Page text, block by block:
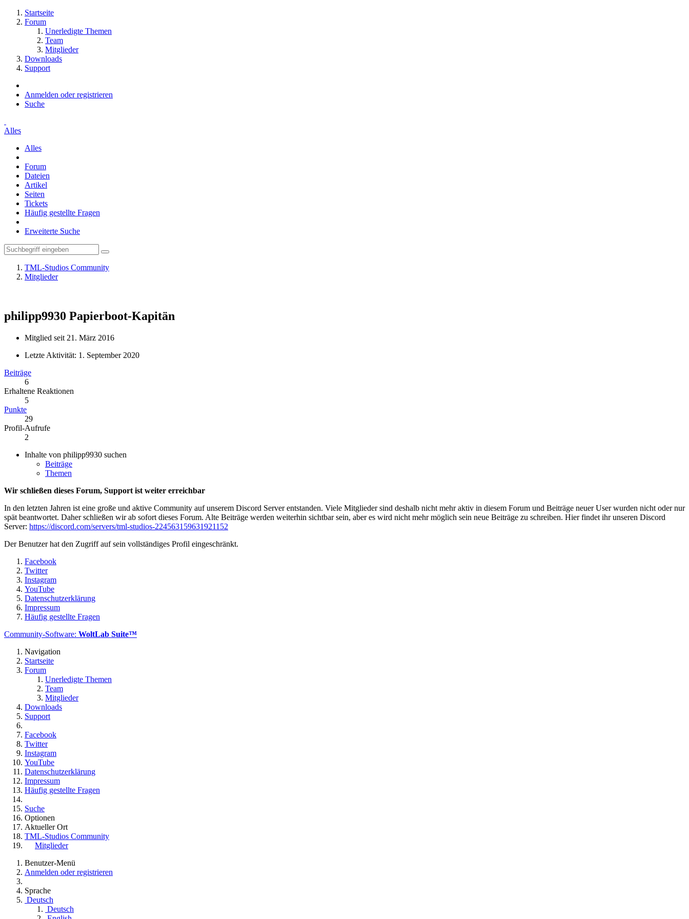
Startseite
Forum
Unerledigte Themen
Team
Mitglieder
Downloads
Support
Anmelden oder registrieren
Suche
Alles
Alles
Forum
Dateien
Artikel
Seiten
Tickets
Häufig gestellte Fragen
Erweiterte Suche
TML-Studios Community
Mitglieder
philipp9930 Papierboot-Kapitän
Mitglied seit 21. März 2016
Letzte Aktivität: 1. September 2020
Beiträge
6
Erhaltene Reaktionen
5
Punkte
29
Profil-Aufrufe
2
Inhalte von philipp9930 suchen
Beiträge
Themen
Wir schließen dieses Forum, Support ist weiter erreichbar
In den letzten Jahren ist eine große und aktive Community auf unserem Discord Server entstanden. Viele Mitglieder sind deshalb nicht mehr aktiv in diesem Forum und Beiträge neuer User wurden nicht oder nur
spät beantwortet. Daher schließen wir ab sofort dieses Forum. Alte Beiträge werden weiterhin sichtbar sein, aber es wird nicht mehr möglich sein neue Beiträge zu schreiben. Hier findet ihr unseren Discord
Server: https://discord.com/servers/tml-studios-224563159631921152
Der Benutzer hat den Zugriff auf sein vollständiges Profil eingeschränkt.
Facebook
Twitter
Instagram
YouTube
Datenschutzerklärung
Impressum
Häufig gestellte Fragen
Community-Software: WoltLab Suite™
Navigation
Startseite
Forum
Unerledigte Themen
Team
Mitglieder
Downloads
Support
Facebook
Twitter
Instagram
YouTube
Datenschutzerklärung
Impressum
Häufig gestellte Fragen
Suche
Optionen
Aktueller Ort
TML-Studios Community
Mitglieder
Benutzer-Menü
Anmelden oder registrieren
Sprache
Deutsch
Deutsch